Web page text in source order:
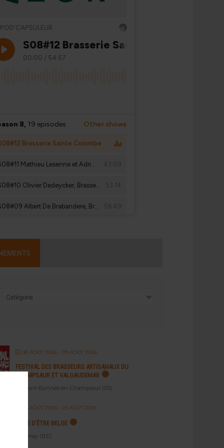
08 AOÛT 2026 - 09 AOÛT 2026
FESTIVAL DES BRASSEURS ARTISANAUX DU
CHAMPSAUR ET VALGAUDEMAR
Saint-Bonnet-en-Champsaur (05)
22 AOÛT 2026 - 23 AOÛT 2026
BIÈRE D’ÊTRE BELGE
Amay (BE)